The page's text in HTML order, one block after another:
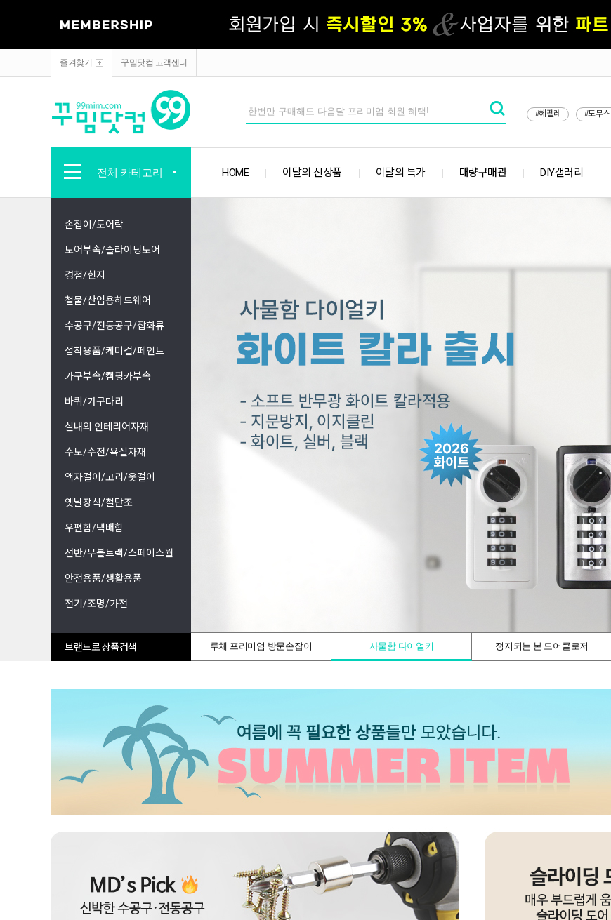
즐겨찾기 꾸밈닷컴 고객센터
#헤펠레 #도무스
전체 카테고리 HOME 이달의 신상품 이달의 특가 대량구매관 DIY갤러리
손잡이/도어락
도어부속/슬라이딩도어
경첩/힌지
철물/산업용하드웨어
수공구/전동공구/잡화류
접착용품/케미컬/페인트
가구부속/캠핑카부속
바퀴/가구다리
실내외 인테리어자재
수도/수전/욕실자재
액자걸이/고리/옷걸이
옛날장식/철단조
우편함/택배함
선반/무볼트랙/스페이스월
안전용품/생활용품
전기/조명/가전
브랜드로 상품검색 루체 프리미엄 방문손잡이 사물함 다이얼키 정지되는 본 도어클로저